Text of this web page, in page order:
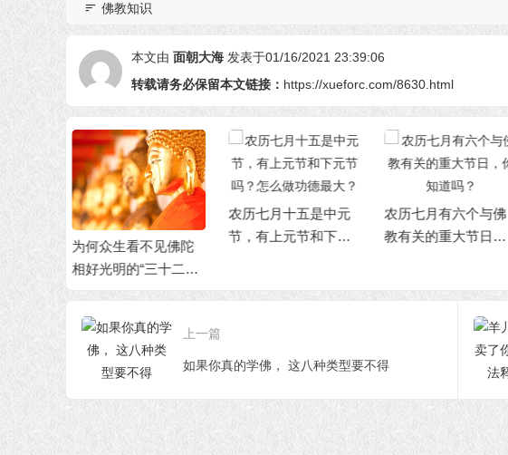
佛教知识
本文由 面朝大海 发表于01/16/2021 23:39:06
转载请务必保留本文链接： https://xueforc.com/8630.html
农历七月十五是中元
节，有上元节和下元
节吗？怎么做功德最
农历七月有六个与佛
教有关的重大节日，
《大藏经》是释迦牟
尼佛说法的原始记录
上一篇
如果你真的学佛， 这八种类型要不得